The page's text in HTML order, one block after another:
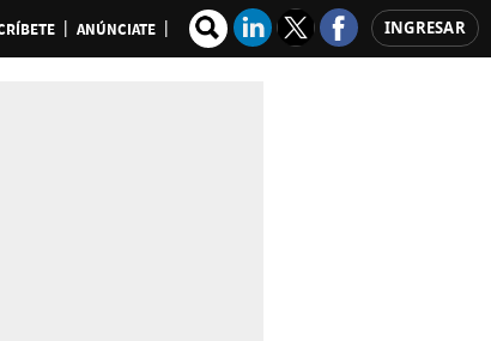
ANÚNCIATE INGRESAR